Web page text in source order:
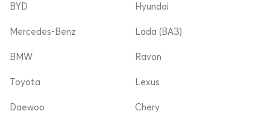
BYD
Mercedes-Benz
Hyundai
Lada (ВАЗ)
BMW
Toyota
Daewoo
Ravon
Lexus
Chery